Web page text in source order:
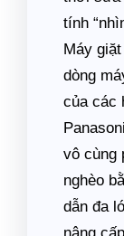
tính
Máy
dòng
của các
vô cùng
nghèo
dẫn đa
nâng